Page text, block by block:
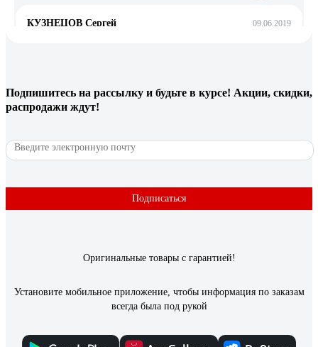
КУЗНЕЦОВ Сергей 09.06.2019
157 отзывов
Отзыв об алмазном диске Diamond Industrial
Андрей Филиппович 08.01.2021
Подпишитесь на рассылку и будьте в курсе! Акции, скидки,
распродажи ждут!
Подписаться
Оригинальные товары с гарантией!
Установите мобильное приложение, чтобы информация по заказам
всегда была под рукой